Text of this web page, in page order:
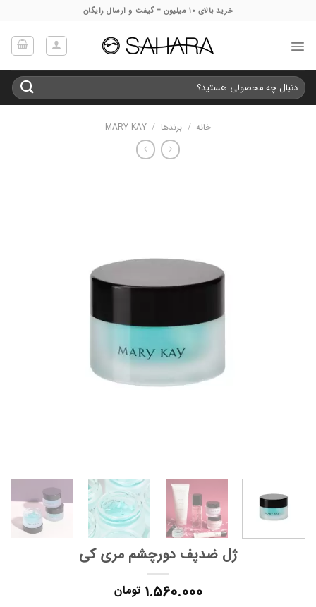
خرید بالای 10 میلیون = گیفت و ارسال رایگان
جستجو
برای:
خانه / برندها /
MARY KAY
ژل ضدپف دورچشم مری کی
۱.۵۶۰.۰۰۰ تومان